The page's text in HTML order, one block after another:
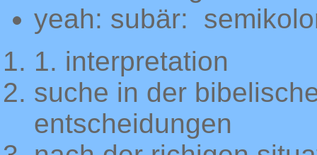
yeah: subär:
1. interpretation
suche in der
entscheidungen